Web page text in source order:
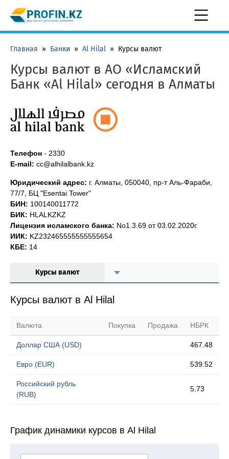
Главная » Банки » Al Hilal » Курсы валют
Курсы валют в АО «Исламский
Банк «Al Hilal» сегодня в Алматы
Телефон - 2330
E-mail: сс@alhilalbank.kz
Юридический адрес: г. Алматы, 050040, пр-т Аль-Фараби,
77/7, БЦ "Esentai Tower"
БИН: 100140011772
БИК: HLALKZKZ
Лицензия исламского банка: No1.3.69 от 03.02.2020г.
ИИК: KZ232465555555555654
КБЕ: 14
Курсы валют
Курсы валют в Al Hilal
Валюта Покупка Продажа НБРК
Доллар США (USD) 467.48
Евро (EUR) 539.52
Российский рубль
(RUB)
5.73
График динамики курсов в Al Hilal